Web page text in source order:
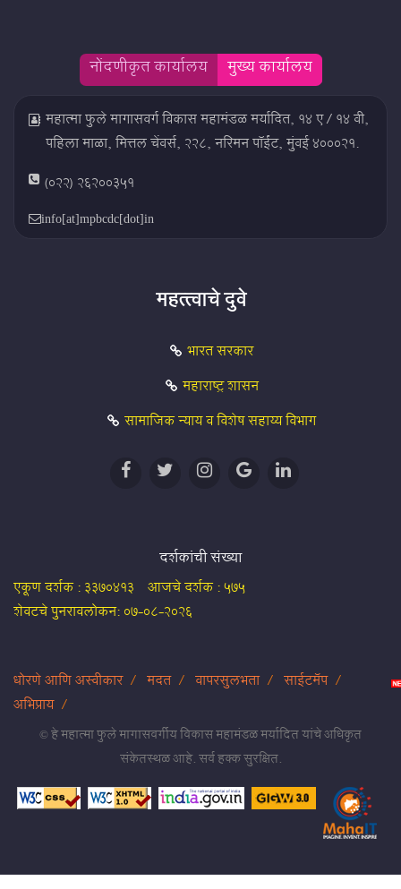
नोंदणीकृत कार्यालय मुख्य कार्यालय
महात्मा फुले मागासवर्ग विकास महामंडळ मर्यादित, १४ ए / १४ बी,
पहिला माळा, मित्तल चेंबर्स, २२८, नरिमन पॉईंट, मुंबई ४०००२१.
(022) 26200351
info[at]mpbcdc[dot]in
महत्त्वाचे दुवे
भारत सरकार
महाराष्ट्र शासन
सामाजिक न्याय व विशेष सहाय्य विभाग
दर्शकांची संख्या
एकूण दर्शक :3370413 आजचे दर्शक :575
शेवटचे पुनरावलोकन:07-08-2026
धोरणे आणि अस्वीकार मदत वापरसुलभता
साईटमॅप
अभिप्राय
© हे महात्मा फुले मागासवर्गीय विकास महामंडळ मर्यादित यांचे अधिकृत
संकेतस्थळ आहे. सर्व हक्क सुरक्षित.